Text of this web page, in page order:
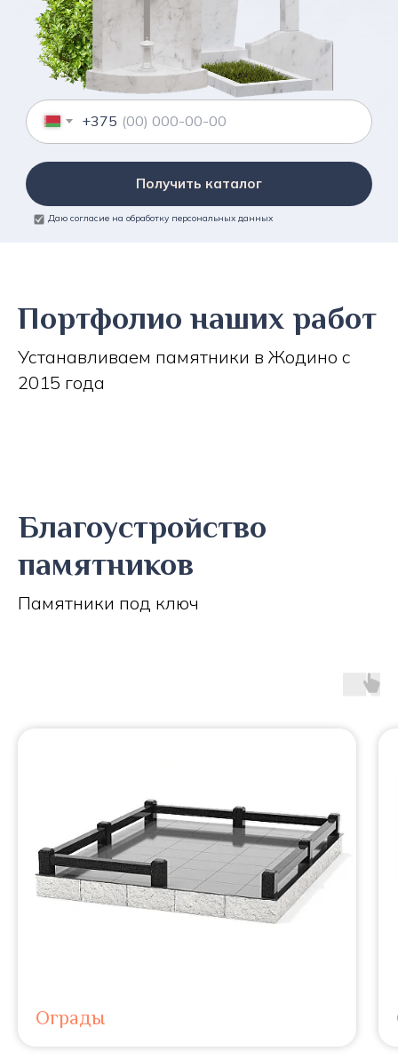
+375
Получить каталог
Даю согласие на обработку персональных данных
Портфолио наших работ
Устанавливаем памятники в Жодино с
2015 года
Благоустройство
памятников
Памятники под ключ
Ограды